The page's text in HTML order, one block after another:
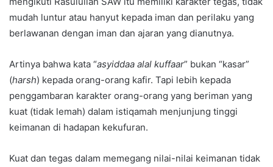
mudah luntur atau hanyut kepada iman dan perilaku yang
berlawanan dengan iman dan ajaran yang dianutnya.
Artinya bahwa kata “asyiddaa alal kuffaar” bukan “kasar”
(harsh) kepada orang-orang kafir. Tapi lebih kepada
penggambaran karakter orang-orang yang beriman yang
kuat (tidak lemah) dalam istiqamah menjunjung tinggi
keimanan di hadapan kekufuran.
Kuat dan tegas dalam memegang nilai-nilai keimanan tidak